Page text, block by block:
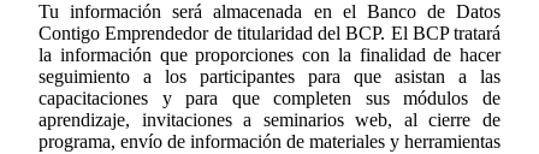
Tu información será almacenada en el Banco de Datos
Contigo Emprendedor de titularidad del BCP. El BCP tratará
la información que proporciones con la finalidad de hacer
seguimiento a los participantes para que asistan a las
capacitaciones y para que completen sus módulos de
aprendizaje, invitaciones a seminarios web, al cierre de
programa, envío de información de materiales y herramientas